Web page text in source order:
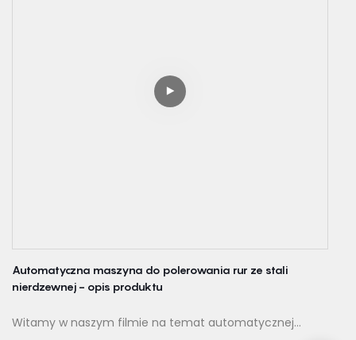
Automatyczna maszyna do polerowania rur ze stali
nierdzewnej - opis produktu
Witamy w naszym filmie na temat automatycznej